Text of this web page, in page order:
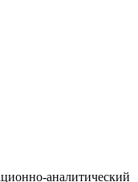
области на сайте
аналитический